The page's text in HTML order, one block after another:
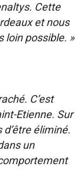
Cette
et nous
loin possible. »
C’est
Etienne. Sur
éliminé.
un